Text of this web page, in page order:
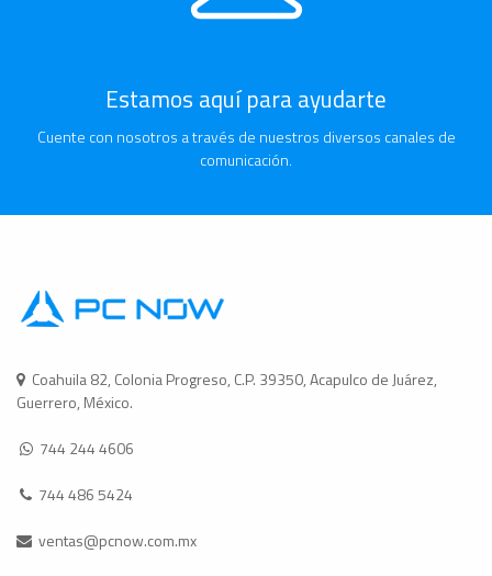
Estamos aquí para ayudarte
Cuente con nosotros a través de nuestros diversos canales de
comunicación.
Coahuila 82, Colonia Progreso, C.P. 39350, Acapulco de Juárez,
Guerrero, México.
744 244 4606
744 486 5424
ventas@pcnow.com.mx